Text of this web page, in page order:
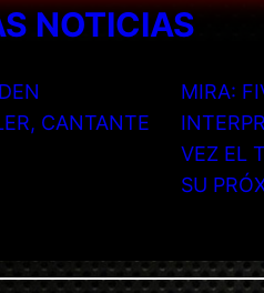
NOTICIAS
CANTANTE
MIRA:
VEZ EL
SU